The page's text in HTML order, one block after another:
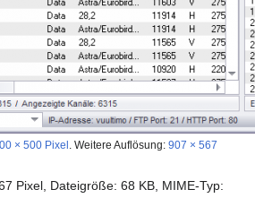
× 500 Pixel Weitere Auflösung: 907 × 567
Pixel, Dateigröße: 68 KB, MIME-Typ: